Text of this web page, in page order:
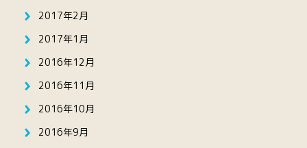
2017年2月
2017年1月
2016年12月
2016年11月
2016年10月
2016年9月